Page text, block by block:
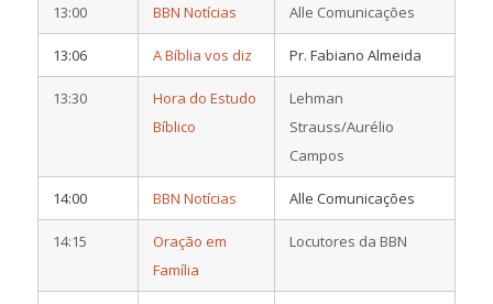
13:00 BBN Notícias Alle Comunicações
13:06 A Bíblia vos diz Pr. Fabiano Almeida
13:30
Hora do Estudo
Bíblico
Lehman
Strauss/Aurélio
Campos
14:00 BBN Notícias Alle Comunicações
14:15
Oração em
Família
Locutores da BBN